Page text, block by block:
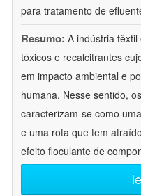
para tratamento de
Resumo: A indústria
tóxicos e recalcitrantes
em impacto ambiental e
humana. Nesse sentido,
caracterizam-se como
e uma rota que tem
efeito floculante de